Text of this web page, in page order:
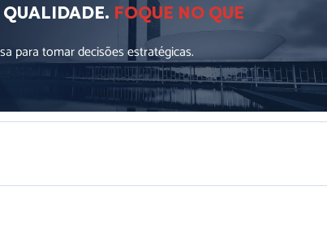
QUALIDADE. FOQUE NO QUE
para tomar decisões estratégicas.